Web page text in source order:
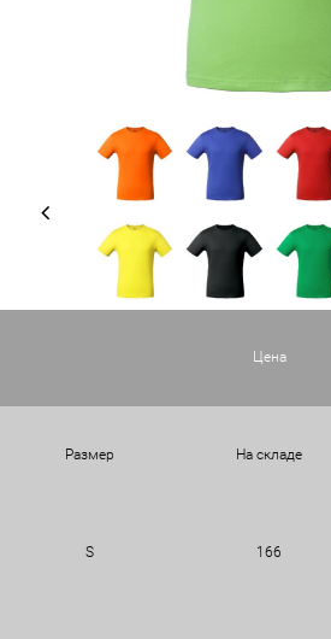
Цена
Размер На складе
S 166